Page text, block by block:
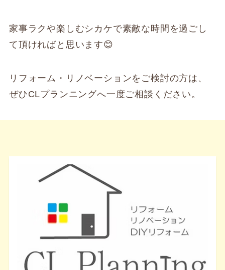
家事ラクや楽しむシカケで素敵な時間を過ごし
て頂ければと思います😊
リフォーム・リノベーションをご検討の方は、
ぜひCLプランニングへ一度ご相談ください。